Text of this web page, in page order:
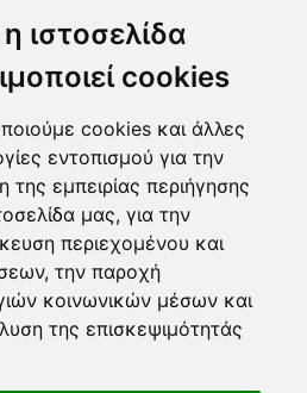
ιστοσελίδα
cookies
cookies και άλλες
εντοπισμού για την
της εμπειρίας περιήγησης
μας, για την
περιεχομένου και
την παροχή
κοινωνικών μέσων και
της επισκεψιμότητάς
Τρόποι Αποστολής
κάρτα Αντικαταβολή
Τράπεζα